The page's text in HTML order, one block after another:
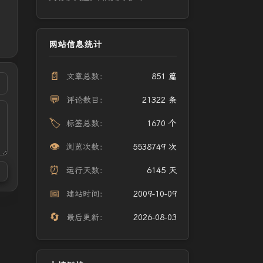
网站信息统计
📄 文章总数： 851 篇
💬 评论数目： 21322 条
🏷️ 标签总数： 1670 个
👁️ 浏览次数： 5538749 次
⏰ 运行天数： 6145 天
📅 建站时间： 2009-10-09
🔄 最后更新： 2026-08-03